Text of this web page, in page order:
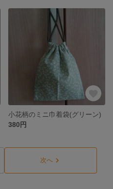
小花柄のミニ巾着袋(グリーン)
380円
次へ